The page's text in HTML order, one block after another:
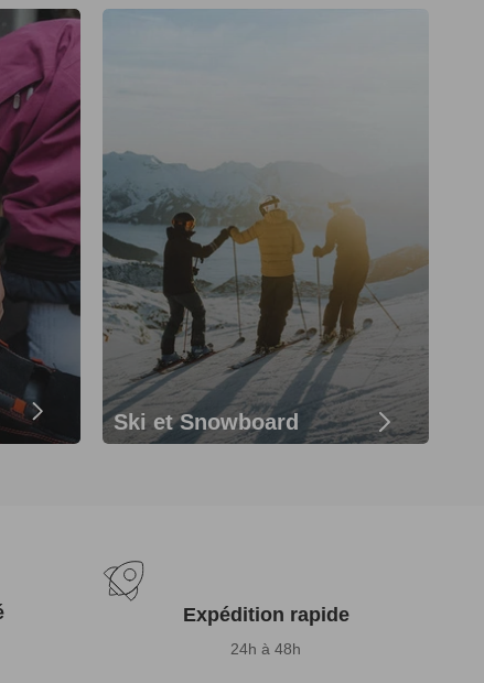
Ski et Snowboard
Expédition rapide
24h à 48h